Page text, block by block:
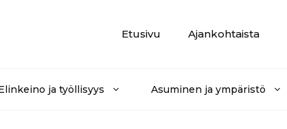
Etusivu
Ajankohtaista
ja työllisyys Asuminen ja ympäristö